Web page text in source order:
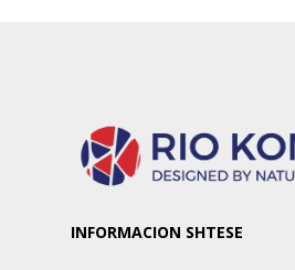
INFORMACION SHTESE